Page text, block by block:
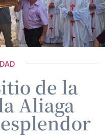
de la
Aliaga